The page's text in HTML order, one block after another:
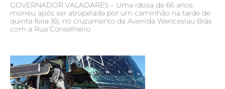
GOVERNADOR VALADARES – Uma idosa de 66 anos
morreu após ser atropelada por um caminhão na tarde de
quinta-feira (6), no cruzamento da Avenida Wenceslau Brás
com a Rua Conselheiro